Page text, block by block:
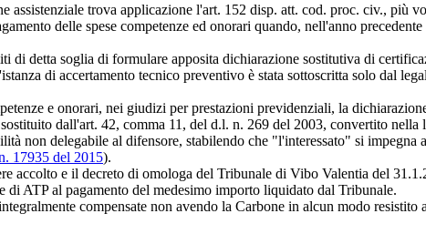
assistenziale trova applicazione l'art. 152 disp. att. cod. proc. civ., più
delle spese competenze ed onorari quando, nell'anno
di detta soglia di formulare apposita dichiarazione sostitutiva di
di accertamento tecnico preventivo è stata sottoscritta solo dal
e onorari, nei giudizi per prestazioni previdenziali, la
dall'art. 42, comma 11, del d.l. n. 269 del 2003, convertito
non delegabile al difensore, stabilendo che "l'interessato" si
17935 del 2015).
accolto e il decreto di omologa del Tribunale di Vibo Valentia del
di ATP al pagamento del medesimo importo liquidato dal Tribunale.
compensate non avendo la Carbone in alcun modo